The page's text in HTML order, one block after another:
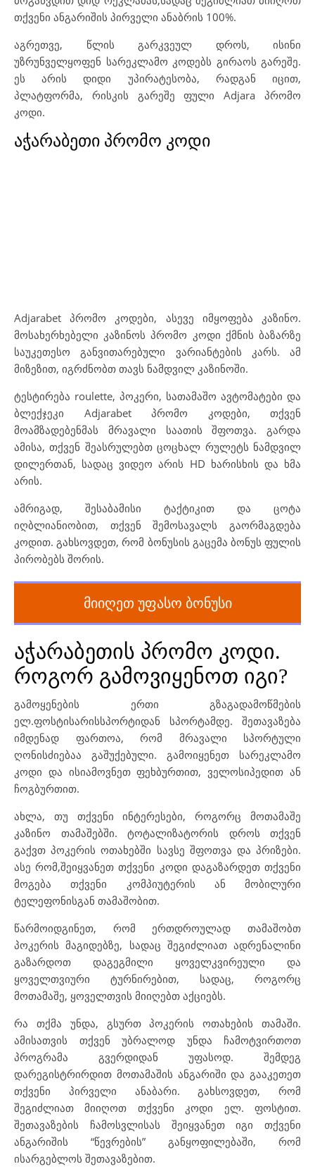
თქვენი ანგარიშის პირველი ანაბრის 100%.
აგრეთვე, წლის გარკვეულ დროს, ისინი
უზრუნველყოფენ სარეკლამო კოდებს გირაოს გარეშე.
ეს არის დიდი უპირატესობა, რადგან იცით,
პლატფორმა, რისკის გარეშე ფული Adjara პრომო
კოდი.
აჭარაბეთი პრომო კოდი
Adjarabet პრომო კოდები, ასევე იმყოფება კაზინო.
მოსახერხებელი კაზინოს პრომო კოდი ქმნის ბაზარზე
საუკეთესო განვითარებული ვარიანტების კარს. ამ
მიზეზით, იგრძნობთ თავს ნამდვილ კაზინოში.
ტესტირება roulette, პოკერი, სათამაშო ავტომატები და
ბლექჯეკი Adjarabet პრომო კოდები, თქვენ
მოამზადებენმას მრავალი საათის შფოთვა. გარდა
ამისა, თქვენ შეასრულებთ ცოცხალ რულეტს ნამდვილ
დილერთან, სადაც ვიდეო არის HD ხარისხის და ხმა
არის.
ამრიგად, შესაბამისი ტაქტიკით და ცოტა
იღბლიანიობით, თქვენ შემოსავალს გაორმაგდება
კოდით. გახსოვდეთ, რომ ბონუსის გაცემა ბონუს ფულის
პირობებს შორის.
მიიღეთ უფასო ბონუსი
აჭარაბეთის პრომო კოდი.
როგორ გამოვიყენოთ იგი?
გამოყენების ერთი გზაგადამოწმების
ელ.ფოსტისარისსპორტიდან სპორტამდე. შეთავაზება
იმდენად ფართოა, რომ მრავალი სპორტული
ღონისძიებაა გაშუქებული. გამოიყენეთ სარეკლამო
კოდი და ისიამოვნეთ ფეხბურთით, ველოსიპედით ან
ჩოგბურთით.
ახლა, თუ თქვენი ინტერესები, როგორც მოთამაშე
კაზინო თამაშებში. ტოტალიზატორის დროს თქვენ
გაქვთ პოკერის ოთახებში სავსე შფოთვა და პრიზები.
ასე რომ,შეიყვანეთ თქვენი კოდი დაგაზარდეთ თქვენი
მოგება თქვენი კომპიუტერის ან მობილური
ტელეფონისგან თამაშობით.
წარმოიდგინეთ, რომ ერთდროულად თამაშობთ
პოკერის მაგიდებზე, სადაც შეგიძლიათ ადრენალინი
გაზარდოთ დაგეგმილი ყოველკვირეული და
ყოველთვიური ტურნირებით, სადაც, როგორც
მოთამაშე, ყოველთვის მიიღებთ აქციებს.
რა თქმა უნდა, გსურთ პოკერის ოთახების თამაში.
ამისათვის თქვენ უბრალოდ უნდა ჩამოტვირთოთ
პროგრამა გვერდიდან უფასოდ. შემდეგ
დარეგისტრირდით მოთამაშის ანგარიში და გააკეთეთ
თქვენი პირველი ანაბარი. გახსოვდეთ, რომ
შეგიძლიათ მიიღოთ თქვენი კოდი ელ. ფოსტით.
შეთავაზების ჩამოსვლისას შეიყვანეთ იგი თქვენი
ანგარიშის “წევრების” განყოფილებაში, რომ
ისარგებლოს შეთავაზებით.